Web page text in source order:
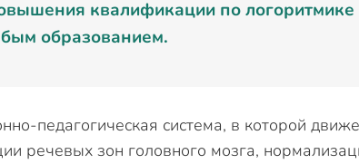
квалификации по
образованием.
педагогическая система, в которой
речевых зон головного мозга,